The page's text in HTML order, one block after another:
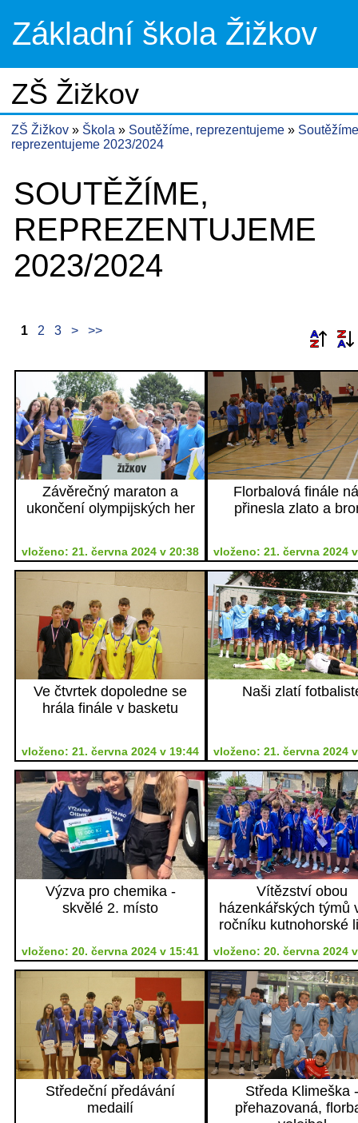
Základní škola Žižkov
ZŠ Žižkov
ZŠ Žižkov Škola Soutěžíme, reprezentujeme
reprezentujeme 2023/2024
SOUTĚŽÍME,
REPREZENTUJEME
2023/2024
1 2 3 > >>
Závěrečný maraton a
ukončení olympijských her
vloženo: 21. června 2024 v 20:38
Florbalová finále
přinesla zlato a
vloženo: 21. června 2024
Ve čtvrtek dopoledne se
hrála finále v basketu
vloženo: 21. června 2024 v 19:44
Naši zlatí
vloženo: 21. června 2024
Výzva pro chemika -
skvělé 2. místo
vloženo: 20. června 2024 v 15:41
Vítězství obou
házenkářských týmů
ročníku kutnohorské
vloženo: 20. června 2024
Středeční předávání
medailí
Středa Klimeška -
přehazovaná,